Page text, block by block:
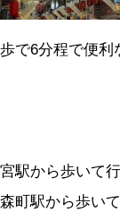
で6分程で便利
駅から歩いて
町駅から歩い